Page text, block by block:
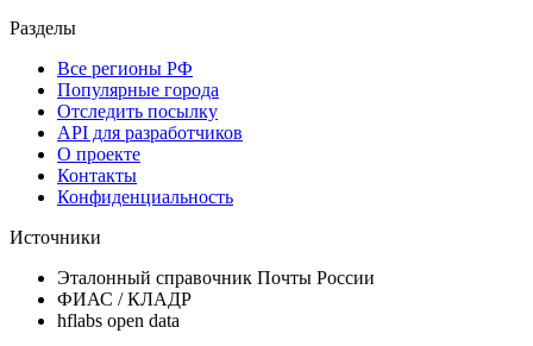
Разделы
Все регионы РФ
Популярные города
Отследить посылку
API для разработчиков
О проекте
Контакты
Конфиденциальность
Источники
Эталонный справочник Почты России
ФИАС / КЛАДР
hflabs open data